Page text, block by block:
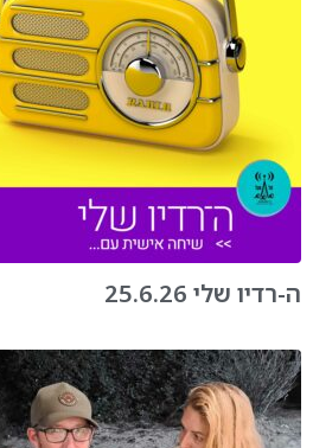
ה-רדיו שלי 25.6.26